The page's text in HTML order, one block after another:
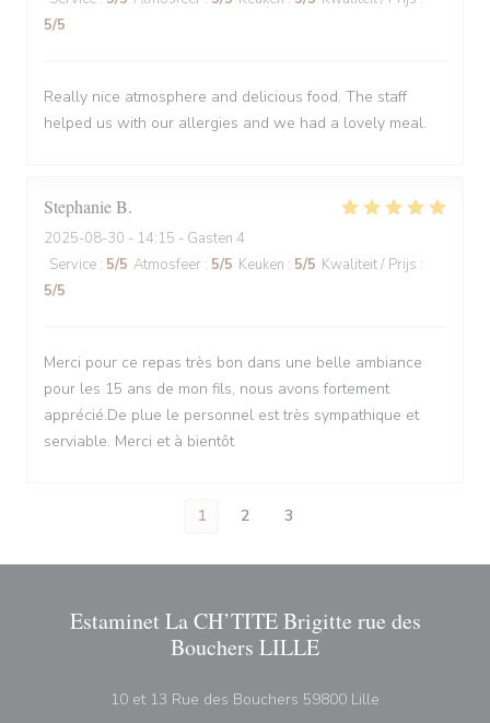
5/5
Really nice atmosphere and delicious food. The staff
helped us with our allergies and we had a lovely meal.
StephanieB
2025-08-30 - 14:15 - Gasten 4
Service : 5/5 Atmosfeer : 5/5 Keuken : 5/5 Kwaliteit / Prijs :
5/5
Merci pour ce repas très bon dans une belle ambiance
pour les 15 ans de mon fils, nous avons fortement
apprécié.De plue le personnel est très sympathique et
serviable. Merci et à bientôt
1 2 3
Estaminet La CH’TITE Brigitte rue des
Bouchers LILLE
10 et 13 Rue des Bouchers 59800 Lille